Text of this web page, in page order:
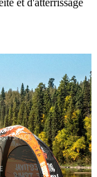
et d'atterrissage